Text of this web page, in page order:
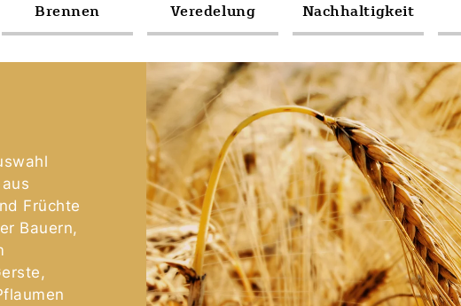
Früchte
Bauern,
Brennen Veredelung Nachhaltigkeit